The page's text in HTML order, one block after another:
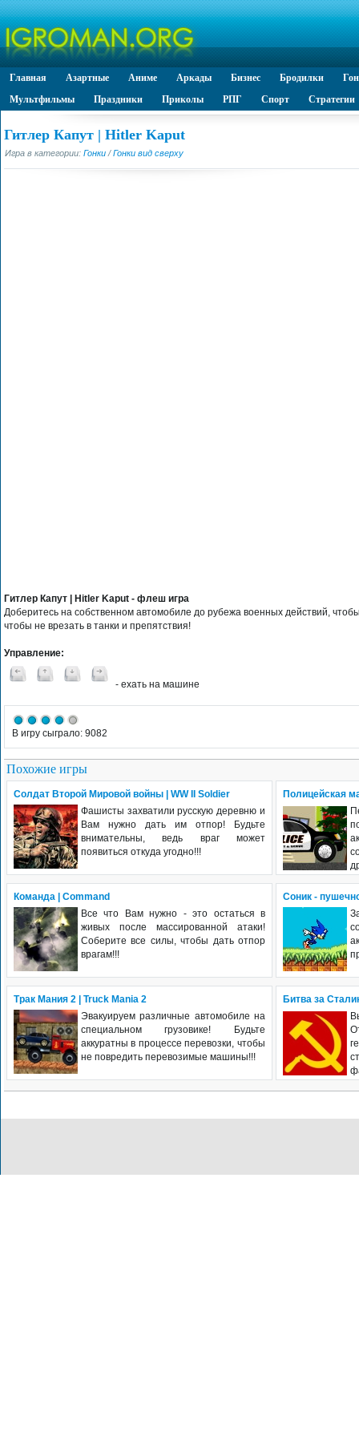
Главная Азартные Аниме Аркады Бизнес Бродилки
Мультфильмы
Праздники Приколы РПГ Спорт Стратегии
Гитлер Капут | Hitler Kaput
Игра в категории: Гонки /Гонки вид сверху
Гитлер Капут | Hitler Kaput - флеш игра
Доберитесь на собственном автомобиле до рубежа военных действий,
чтобы не врезать в танки и препятствия!
Управление:
- ехать на машине
В игру сыграло: 9082
Похожие игры
Солдат Второй Мировой войны | WW II Soldier
Фашисты захватили русскую деревню и
Вам нужно дать им отпор! Будьте
внимательны, ведь враг может
появиться откуда угодно!!!
Полицейская
Команда | Command
Все что Вам нужно - это остаться в
живых после массированной атаки!
Соберите все силы, чтобы дать отпор
врагам!!!
Соник -
Трак Мания 2 | Truck Mania 2
Эвакуируем различные автомобиле на
специальном грузовике! Будьте
аккуратны в процессе перевозки, чтобы
не повредить перевозимые машины!!!
Битва за